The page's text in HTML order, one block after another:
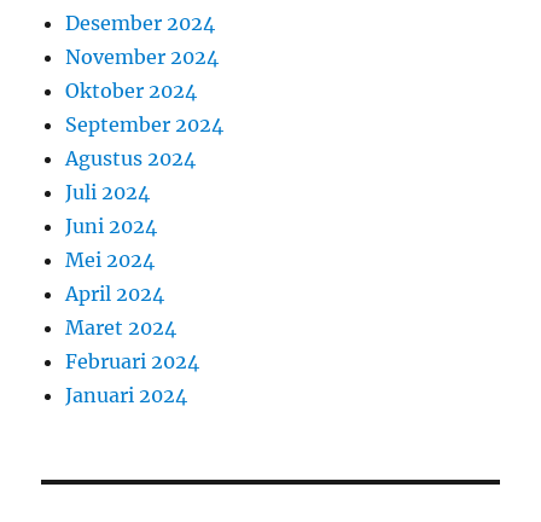
Desember 2024
November 2024
Oktober 2024
September 2024
Agustus 2024
Juli 2024
Juni 2024
Mei 2024
April 2024
Maret 2024
Februari 2024
Januari 2024